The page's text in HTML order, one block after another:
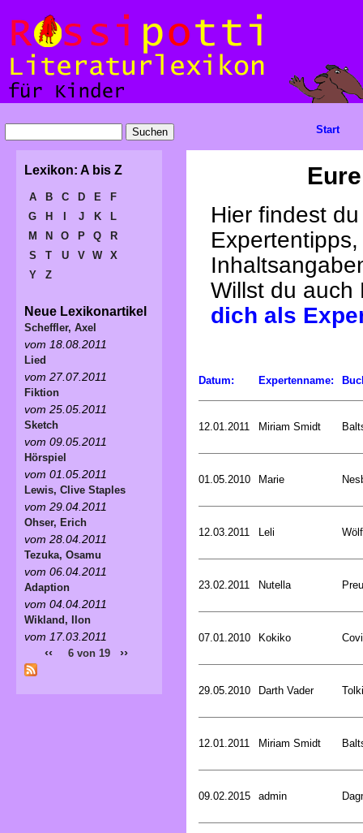
Hier findest
Willst du
dich als
Datum: Expertenname:
12.01.2011 Miriam Smidt
01.05.2010 Marie
12.03.2011 Leli
23.02.2011 Nutella
07.01.2010 Kokiko
29.05.2010 Darth Vader
12.01.2011 Miriam Smidt
09.02.2015 admin
Start
Lexikon: A bis Z
A B C D E
F
G
H J K
L
M
N O P Q
R
S
T U V W
X
Y
Z
Neue Lexikonartikel
Scheffler, Axel
vom 18.08.2011
Lied
vom 27.07.2011
Fiktion
vom 25.05.2011
Sketch
vom 09.05.2011
Hörspiel
vom 01.05.2011
Lewis, Clive Staples
vom 29.04.2011
Ohser, Erich
vom 28.04.2011
Tezuka, Osamu
vom 06.04.2011
Adaption
vom 04.04.2011
Wikland, Ilon
vom 17.03.2011
‹‹ 6 von 19 ››